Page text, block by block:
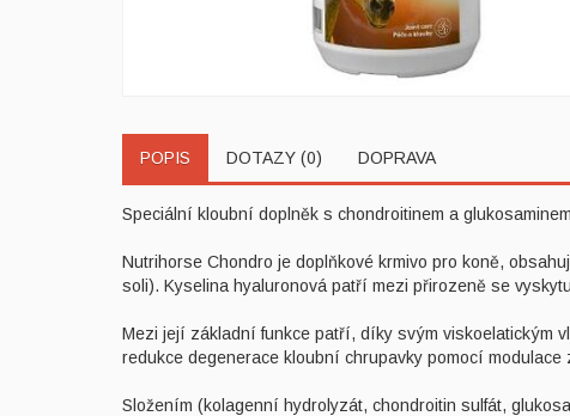
POPIS DOTAZY (0) DOPRAVA
Speciální kloubní doplněk s chondroitinem a
Nutrihorse Chondro je doplňkové krmivo pro koně,
soli). Kyselina hyaluronová patří mezi přirozeně se
Mezi její základní funkce patří, díky svým viskoelatickým
redukce degenerace kloubní chrupavky pomocí
Složením (kolagenní hydrolyzát, chondroitin sulfát,